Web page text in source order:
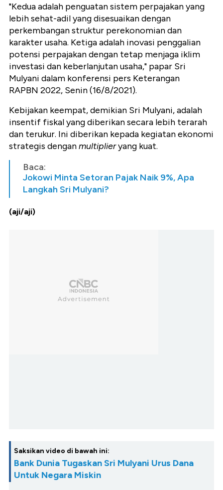
"Kedua adalah penguatan sistem perpajakan yang
lebih sehat-adil yang disesuaikan dengan
perkembangan struktur perekonomian dan
karakter usaha. Ketiga adalah inovasi penggalian
potensi perpajakan dengan tetap menjaga iklim
investasi dan keberlanjutan usaha," papar Sri
Mulyani dalam konferensi pers Keterangan
RAPBN 2022, Senin (16/8/2021).
Kebijakan keempat, demikian Sri Mulyani, adalah
insentif fiskal yang diberikan secara lebih terarah
dan terukur. Ini diberikan kepada kegiatan ekonomi
strategis denganmultiplieryang kuat.
Baca:
Jokowi Minta Setoran Pajak Naik 9%, Apa
Langkah Sri Mulyani?
(aji/aji)
Saksikan video di bawah ini:
Bank Dunia Tugaskan Sri Mulyani Urus Dana
Untuk Negara Miskin